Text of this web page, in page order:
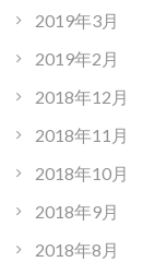
2019年3月
2019年2月
2018年12月
2018年11月
2018年10月
2018年9月
2018年8月